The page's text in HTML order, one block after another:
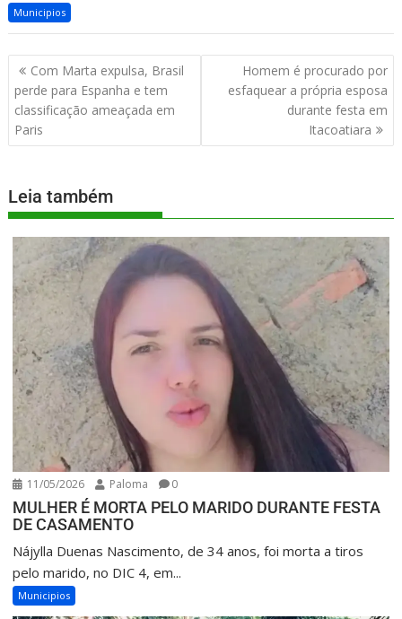
Municipios
Com Marta expulsa, Brasil
perde para Espanha e tem
classificação ameaçada em
Paris
Homem é procurado por
esfaquear a própria esposa
durante festa em
Itacoatiara
Leia também
11/05/2026 Paloma 0
MULHER É MORTA PELO MARIDO DURANTE FESTA
DE CASAMENTO
Nájylla Duenas Nascimento, de 34 anos, foi morta a tiros
pelo marido, no DIC 4, em...
Municipios